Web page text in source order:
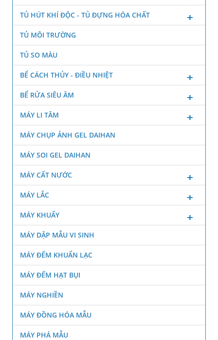
TỦ HÚT KHÍ ĐỘC - TỦ ĐỰNG HÓA CHẤT
TỦ MÔI TRƯỜNG
TỦ SO MÀU
BỂ CÁCH THỦY - ĐIỀU NHIỆT
BỂ RỬA SIÊU ÂM
MÁY LI TÂM
MÁY CHỤP ẢNH GEL DAIHAN
MÁY SOI GEL DAIHAN
MÁY CẤT NƯỚC
MÁY LẮC
MÁY KHUẤY
MÁY DẬP MẪU VI SINH
MÁY ĐẾM KHUẨN LẠC
MÁY ĐẾM HẠT BỤI
MÁY NGHIỀN
MÁY ĐỒNG HÓA MẪU
MÁY PHÁ MẪU